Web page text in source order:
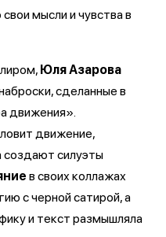
мысли и чувства в
Юля Азарова
сделанные в
движения».
движение,
создают силуэты
в своих коллажах
с черной сатирой, а
и текст размышляла